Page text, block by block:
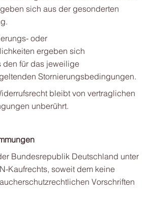
sich aus der gesonderten
oder
ergeben sich
für das jeweilige
Stornierungsbedingungen.
bleibt von vertraglichen
unberührt.
Bundesrepublik Deutschland unter
Kaufrechts, soweit dem keine
Vorschriften